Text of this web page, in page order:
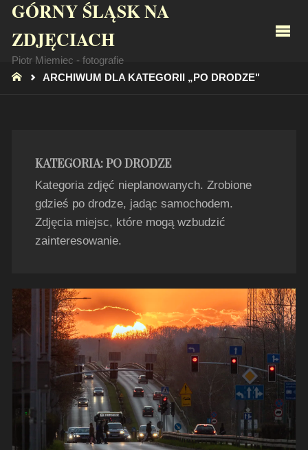
GÓRNY ŚLĄSK NA
ZDJĘCIACH
Piotr Miemiec - fotografie
STRONA
ARCHIWUM DLA KATEGORII „PO DRODZE"
KATEGORIA:PO DRODZE
Kategoria zdjęć nieplanowanych. Zrobione
gdzieś po drodze, jadąc samochodem.
Zdjęcia miejsc, które mogą wzbudzić
zainteresowanie.